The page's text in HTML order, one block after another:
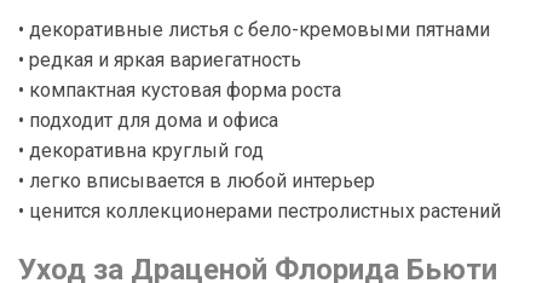
• декоративные листья с бело-кремовыми пятнами
• редкая и яркая вариегатность
• компактная кустовая форма роста
• подходит для дома и офиса
• декоративна круглый год
• легко вписывается в любой интерьер
• ценится коллекционерами пестролистных растений
Уход за Драценой Флорида Бьюти